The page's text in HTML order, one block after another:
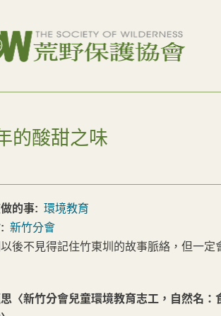
的酸甜之味
的事: 環境教育
新竹分會
後不見得記住竹東圳的故事脈絡，但一
〈新竹分會兒童環境教育志工，自然名